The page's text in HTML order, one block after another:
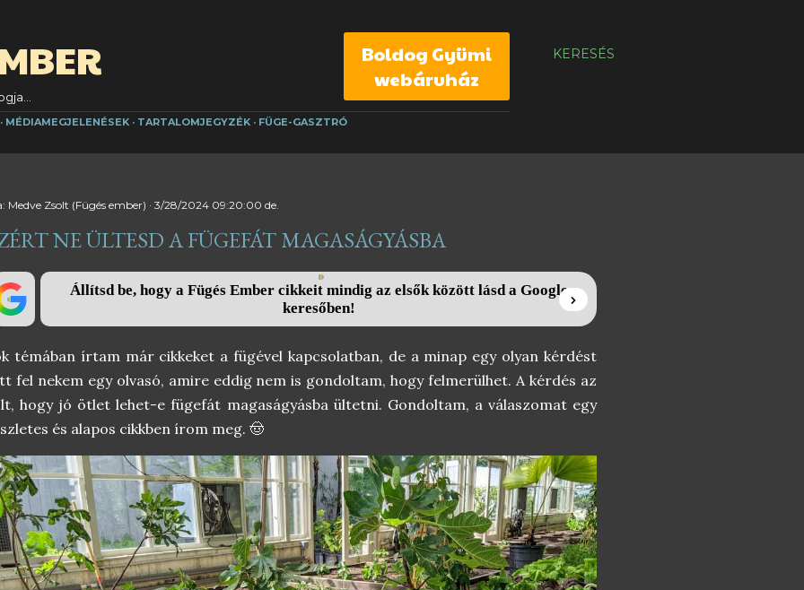
KERESÉS
Boldog Gyümi
webáruház
MÉDIAMEGJELENÉSEK TARTALOMJEGYZÉK FÜGE-GASZTRÓ
Medve Zsolt (Fügés ember) 3/28/2024 09:20:00 de.
NE ÜLTESD A FÜGEFÁT MAGASÁGYÁSBA
Állítsd be, hogy a Fügés Ember cikkeit mindig az elsők között lásd a Google
keresőben!
témában írtam már cikkeket a fügével kapcsolatban, de a minap egy olyan kérdést
fel nekem egy olvasó, amire eddig nem is gondoltam, hogy felmerülhet. A kérdés az
hogy jó ötlet lehet-e fügefát magaságyásba ültetni. Gondoltam, a válaszomat egy
és alapos cikkben írom meg. 🤠